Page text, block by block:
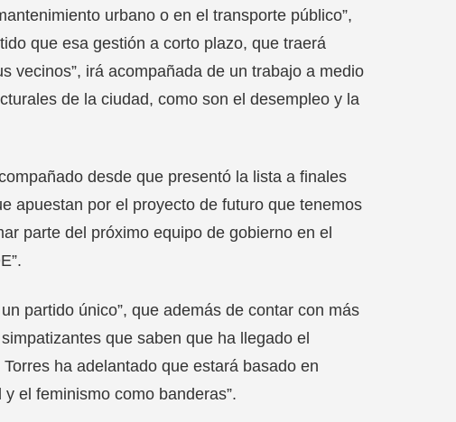
urbano o en el transporte público”,
que esa gestión a corto plazo, que traerá
vecinos”, irá acompañada de un trabajo a medio
de la ciudad, como son el desempleo y la
desde que presentó la lista a finales
apuestan por el proyecto de futuro que tenemos
parte del próximo equipo de gobierno en el
partido único”, que además de contar con más
que saben que ha llegado el
ha adelantado que estará basado en
el feminismo como banderas”.